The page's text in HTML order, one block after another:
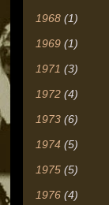
1968 (1)
1969 (1)
1971 (3)
1972 (4)
1973 (6)
1974 (5)
1975 (5)
1976 (4)